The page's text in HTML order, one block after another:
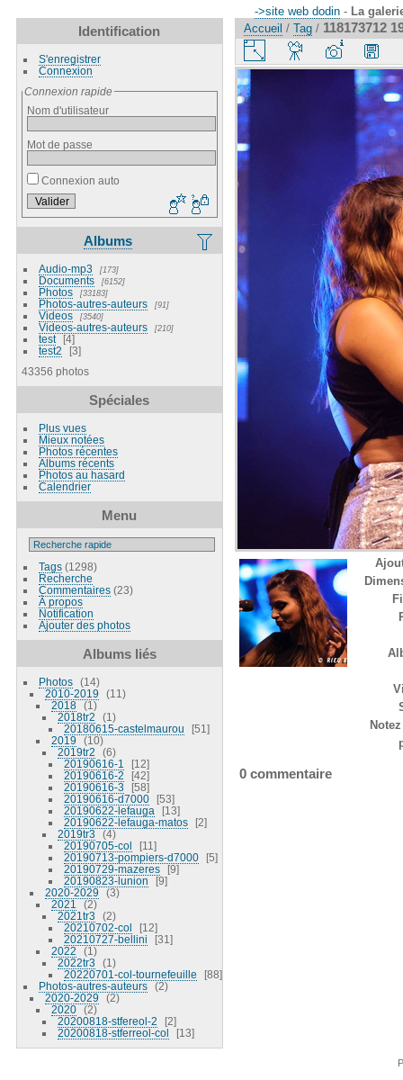
->site web dodin - La
Identification
S'enregistrer
Connexion
Connexion rapide
Nom d'utilisateur
Mot de passe
Connexion auto
Albums
Audio-mp3 173
Documents 6152
Photos 33183
Photos-autres-auteurs 91
Videos 3540
Videos-autres-auteurs 210
test
4
test2
3
43356 photos
Spéciales
Plus vues
Mieux notées
Photos récentes
Albums récents
Photos au hasard
Calendrier
Menu
Tags(1298)
Recherche
Commentaires(23)
À propos
Notification
Ajouter des photos
Albums liés
Photos
14
2010-2019
11
2018
1
2018tr2
1
20180615-castelmaurou
51
2019
10
2019tr2
6
20190616-1
12
20190616-2
42
20190616-3
58
20190616-d7000
53
20190622-lefauga
13
20190622-lefauga-matos
2
2019tr3
4
20190705-col
11
20190713-pompiers-d7000
5
20190729-mazeres
9
20190823-lunion
9
2020-2029
3
2021
2
2021tr3
2
20210702-col
12
20210727-bellini
31
2022
1
2022tr3
1
20220701-col-tournefeuille
88
Photos-autres-auteurs
2
2020-2029
2
2020
2
20200818-stfereol-2
2
20200818-stferreol-col
13
Accueil / Tag / 118173712
0 commentaire